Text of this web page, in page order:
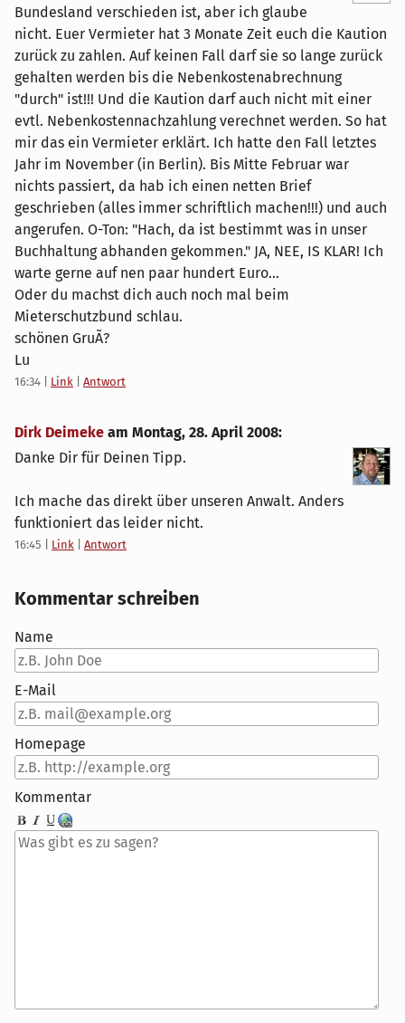
Bundesland verschieden ist, aber ich glaube
nicht. Euer Vermieter hat 3 Monate Zeit euch die Kaution
zurück zu zahlen. Auf keinen Fall darf sie so lange zurück
gehalten werden bis die Nebenkostenabrechnung
"durch" ist!!! Und die Kaution darf auch nicht mit einer
evtl. Nebenkostennachzahlung verechnet werden. So hat
mir das ein Vermieter erklärt. Ich hatte den Fall letztes
Jahr im November (in Berlin). Bis Mitte Februar war
nichts passiert, da hab ich einen netten Brief
geschrieben (alles immer schriftlich machen!!!) und auch
angerufen. O-Ton: "Hach, da ist bestimmt was in unser
Buchhaltung abhanden gekommen." JA, NEE, IS KLAR! Ich
warte gerne auf nen paar hundert Euro...
Oder du machst dich auch noch mal beim
Mieterschutzbund schlau.
schönen GruÃ?
Lu
16:34 Link Antwort
Dirk Deimeke am Montag, 28. April 2008:
Danke Dir für Deinen Tipp.
Ich mache das direkt über unseren Anwalt. Anders
funktioniert das leider nicht.
16:45 Link Antwort
Kommentar schreiben
Name
E-Mail
Homepage
Kommentar